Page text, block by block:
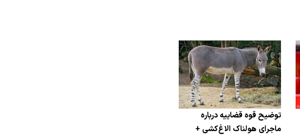
توضیح قوه قضاییه درباره
ماجرای هولناک الاغ‌کشی +